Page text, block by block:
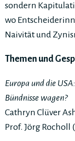
sondern
wo
Naivität und
Themen und
Europa und die
Bündnisse wagen?
Cathryn Clüver
Prof. Jörg Rocholl